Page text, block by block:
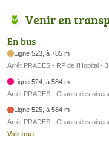
Venir en
En bus
Ligne 523, à 785 m
Arrêt PRADES - RP de l'Hopital -
Ligne 524, à 584 m
Arrêt PRADES - Chants des
Ligne 525, à 584 m
Arrêt PRADES - Chants des
Voir tout